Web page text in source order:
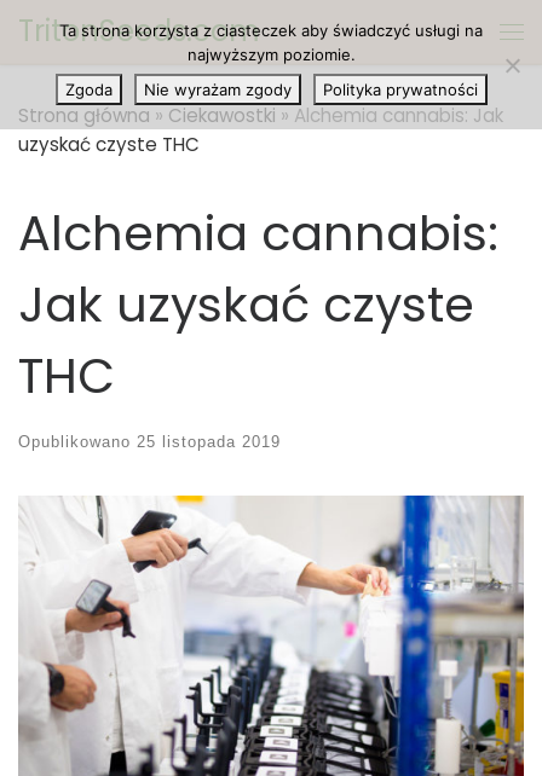
Przejdź do treści
TritonSeeds.com
Strona główna » Ciekawostki » Alchemia cannabis: Jak
uzyskać czyste THC
Alchemia cannabis:
Jak uzyskać czyste
THC
Opublikowano 25 listopada 2019
Ta strona korzysta z ciasteczek aby świadczyć usługi na
najwyższym poziomie.
Zgoda
Nie wyrażam zgody Polityka prywatności